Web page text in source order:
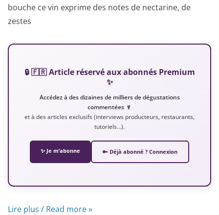
bouche ce vin exprime des notes de nectarine, de
zestes
🔒 🇫🇷 Article réservé aux abonnés Premium
✨
Accédez à des dizaines de milliers de dégustations
commentées 🍷
et à des articles exclusifs (interviews producteurs, restaurants,
tutoriels…).
✨ Je m’abonne 🔑 Déjà abonné ? Connexion
Lire plus / Read more »